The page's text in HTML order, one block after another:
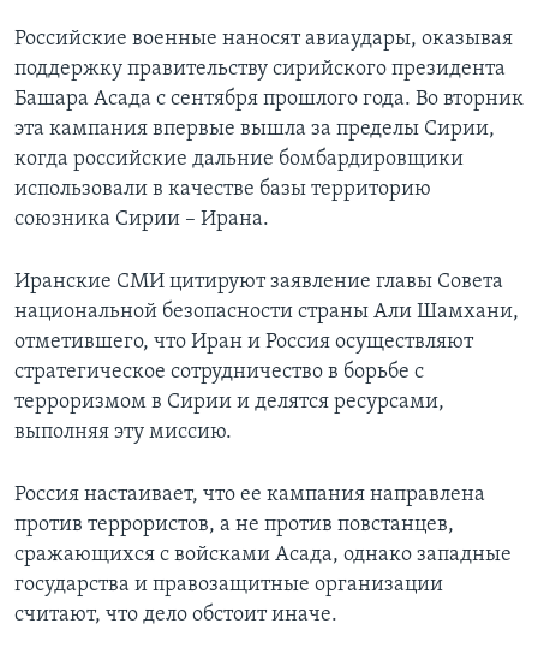
Российские военные наносят авиаудары, оказывая
поддержку правительству сирийского президента
Башара Асада с сентября прошлого года. Во вторник
эта кампания впервые вышла за пределы Сирии,
когда российские дальние бомбардировщики
использовали в качестве базы территорию
союзника Сирии – Ирана.
Иранские СМИ цитируют заявление главы Совета
национальной безопасности страны Али Шамхани,
отметившего, что Иран и Россия осуществляют
стратегическое сотрудничество в борьбе с
терроризмом в Сирии и делятся ресурсами,
выполняя эту миссию.
Россия настаивает, что ее кампания направлена
против террористов, а не против повстанцев,
сражающихся с войсками Асада, однако западные
государства и правозащитные организации
считают, что дело обстоит иначе.